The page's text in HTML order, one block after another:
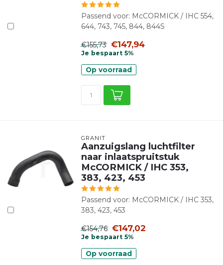
Passend voor: McCORMICK / IHC 554,
644, 743, 745, 844, 844S
€155,73 €147,94
Je bespaart 5%
Op voorraad
GRANIT
Aanzuigslang luchtfilter
naar inlaatspruitstuk
McCORMICK / IHC 353,
383, 423, 453
Passend voor: McCORMICK / IHC 353,
383, 423, 453
€154,76 €147,02
Je bespaart 5%
Op voorraad